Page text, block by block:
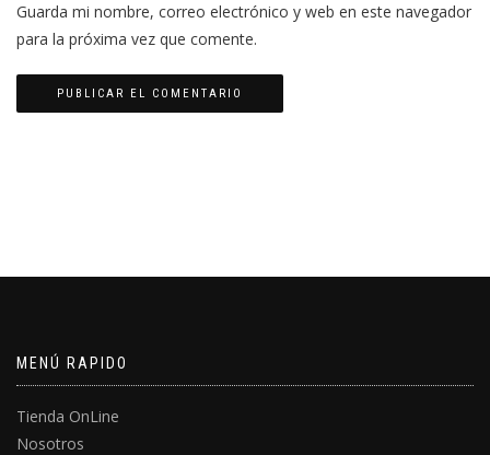
Guarda mi nombre, correo electrónico y web en este navegador
para la próxima vez que comente.
MENÚ RAPIDO
Tienda OnLine
Nosotros